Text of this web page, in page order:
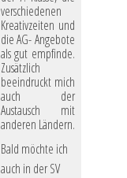
verschiedenen
Kreativzeiten und
die AG- Angebote
als gut empfinde.
Zusätzlich
beeindruckt mich
auch der
Austausch mit
anderen Ländern.
Bald möchte ich
auch in der SV